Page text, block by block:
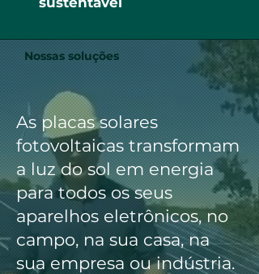
Nossas soluções
As placas solares
fotovoltaicas transformam
a luz do sol em energia
para todos os seus
aparelhos eletrônicos, no
campo, na sua casa, na
sua empresa ou indústria.